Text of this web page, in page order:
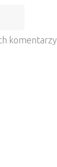
komentarzy.